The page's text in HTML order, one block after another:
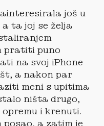
još u
ta joj se želja
pratiti puno
na svoj iPhone
a nakon par
meni s upitima
ništa drugo,
i krenuti.
a zatim je